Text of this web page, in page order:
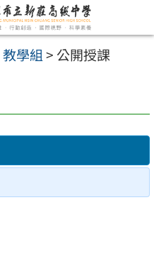
教學組 > 公開授課